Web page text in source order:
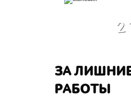
2
ЗА
РАБОТЫ